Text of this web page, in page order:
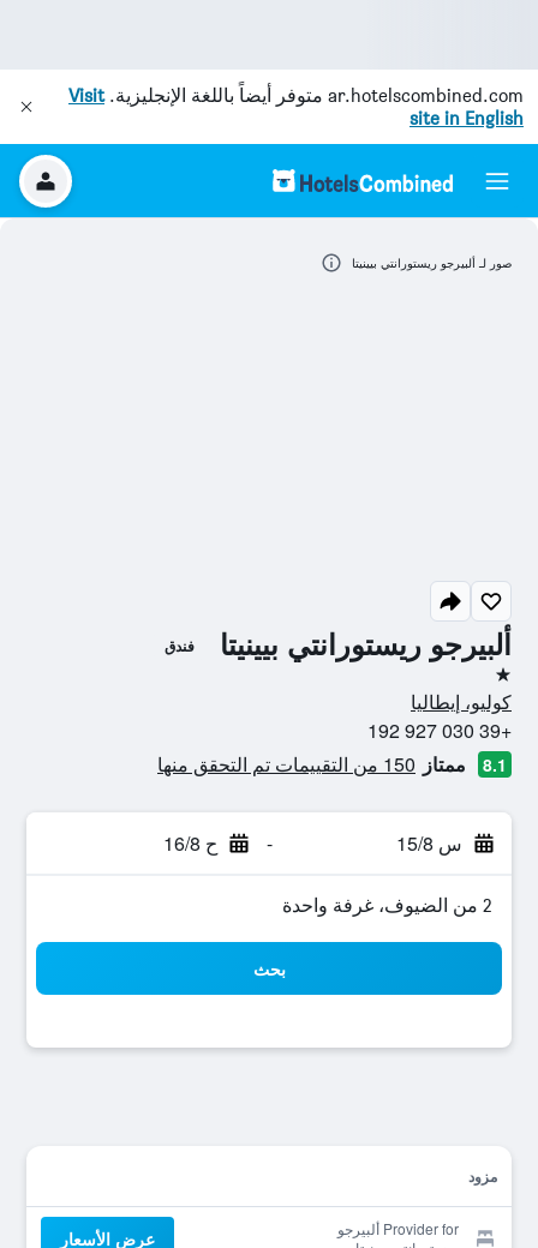
ar.hotelscombined.com متوفر أيضاً باللغة الإنجليزية.Visit
site in English
ألبيرجو ريستورانتي بيينيتا فندق
نجمة واحدة
كوليو، إيطاليا
+39 030 927 192
8.1 ممتاز 150 من التقييمات تم التحقق منها
س 15/8 - ح 16/8
2 من الضيوف، غرفة واحدة
بحث
مزود
Provider for ألبيرجو
عرض الأسعار
صور لـ ألبيرجو ريستورانتي بيينيتا